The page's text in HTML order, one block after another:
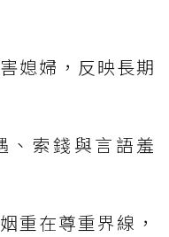
媳婦，反映長期
、索錢與言語羞
重在尊重界線，